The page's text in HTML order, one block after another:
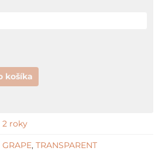
košíka
2 roky
GRAPE, TRANSPARENT